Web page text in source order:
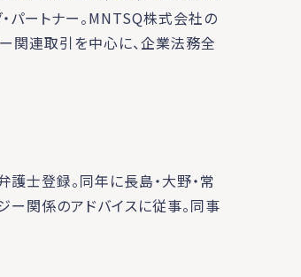
パートナー。MNTSQ株式会社の
関連取引を中心に、企業法務全
士登録。同年に長島・大野・常
ー関係のアドバイスに従事。同事